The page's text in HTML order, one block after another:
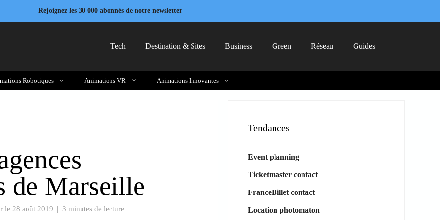
Rejoignez les 30 000 abonnés de notre newsletter
Tech Destination & Sites Business Green Réseau Guides
Robotiques Animations VR Animations Innovantes
de Marseille
le 28 août 2019 | 3 minutes de lecture
Tendances
Event planning
Ticketmaster contact
FranceBillet contact
Location photomaton